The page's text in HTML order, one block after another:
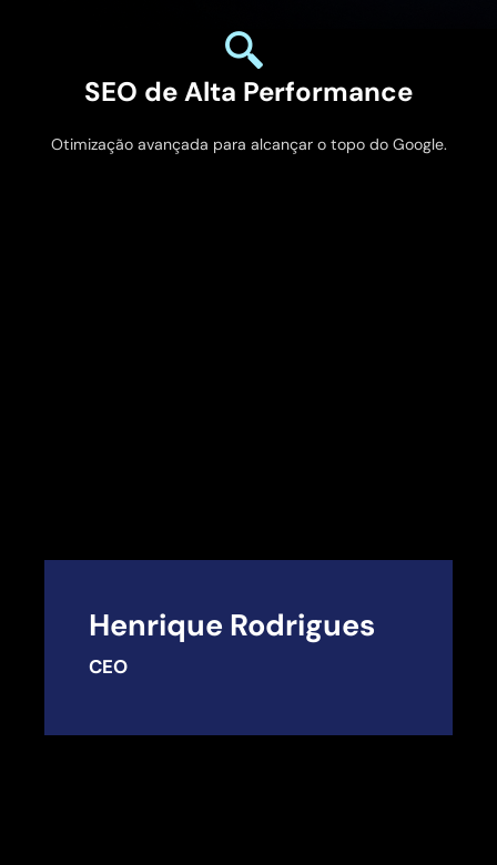
SEO de Alta Performance
Otimização avançada para alcançar o topo do Google.
Henrique Rodrigues
CEO